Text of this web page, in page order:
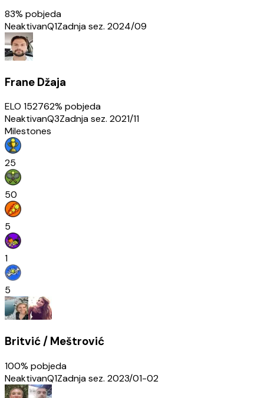
83% pobjeda
NeaktivanQ1Zadnja sez. 2024/09
Frane Džaja
ELO 152762% pobjeda
NeaktivanQ3Zadnja sez. 2021/11
Milestones
25
50
5
1
5
Britvić / Meštrović
100% pobjeda
NeaktivanQ1Zadnja sez. 2023/01-02